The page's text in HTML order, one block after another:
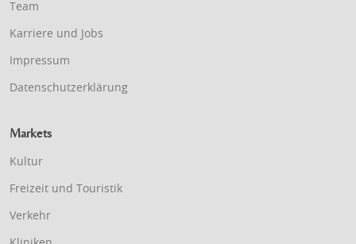
Team
Karriere und Jobs
Impressum
Datenschutzerklärung
Markets
Kultur
Freizeit und Touristik
Verkehr